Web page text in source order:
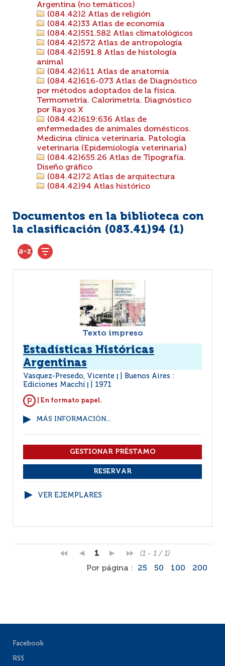
Argentina (no temáticos)
(084.42)2 Atlas de religión
(084.42)33 Atlas de economía
(084.42)551.582 Atlas climatológicos
(084.42)572 Atlas de antropología
(084.42)591.8 Atlas de histología
animal
(084.42)611 Atlas de anatomía
(084.42)616-073 Atlas de Diagnóstico
por métodos adoptados de la física.
Termometría. Calorimetría. Diagnóstico
por Rayos X
(084.42)619:636 Atlas de
enfermedades de animales domésticos.
Medicina clínica veterinaria. Patología
veterinaria (Epidemiología veterinaria)
(084.42)655.26 Atlas de Tipografía.
Diseño gráfico
(084.42)72 Atlas de arquitectura
(084.42)94 Atlas histórico
Documentos en la biblioteca con
la clasificación (083.41)94 (1)
Texto impreso
Estadísticas Históricas
Argentinas
Vasquez-Presedo, Vicente
Buenos Aires :
Ediciones Macchi
1971
| En formato papel.
MÁS INFORMACIÓN...
VER EJEMPLARES
1
(1 - 1 / 1)
Por página :
25 50 100 200
Facebook
RSS